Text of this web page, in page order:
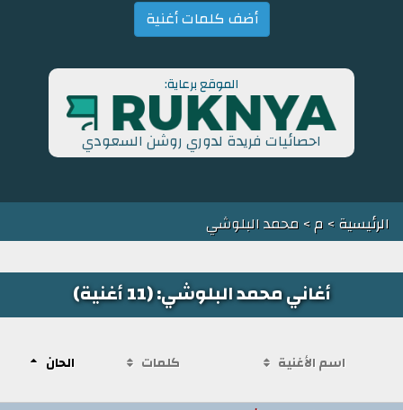
أضف كلمات أغنية
الموقع برعاية:
احصائيات فريدة لدوري روشن السعودي
الرئيسية> م> محمد البلوشي
أغاني محمد البلوشي: (11 أغنية)
اسم الأغنية كلمات الحان